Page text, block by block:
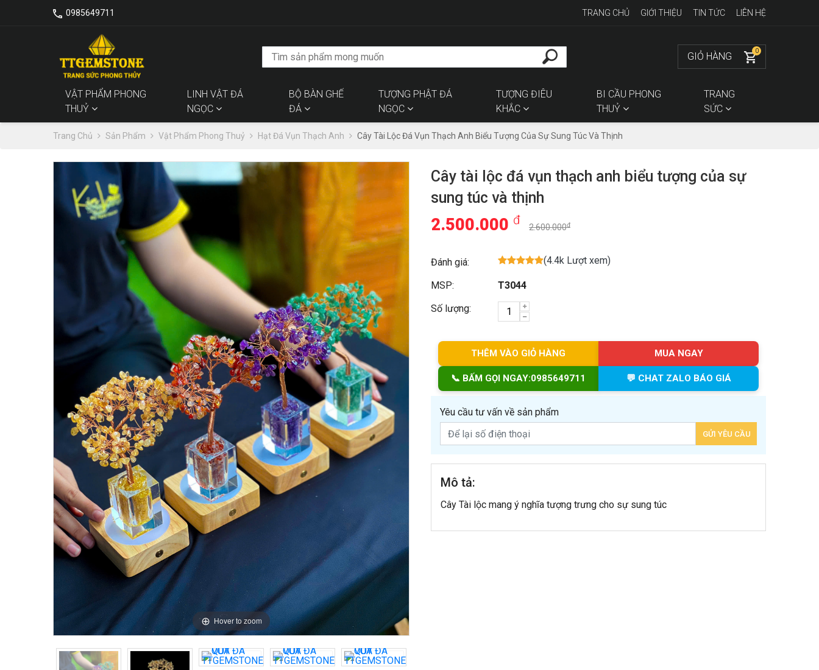
0985649711 TRANG CHỦ GIỚI THIỆU TIN TỨC LIÊN HỆ
GIỎ HÀNG 0
VẬT PHẨM PHONG
THUỶ
LINH VẬT ĐÁ
NGỌC
BỘ BÀN GHẾ
ĐÁ
TƯỢNG PHẬT ĐÁ
NGỌC
TƯỢNG ĐIÊU
KHẮC
BI CẦU PHONG
THUỶ
TRANG
SỨC
Trang Chủ Sản Phẩm Vật Phẩm Phong Thuỷ Hạt Đá Vụn Thạch Anh Cây Tài Lộc Đá Vụn Thạch Anh Biểu Tượng Của Sự Sung Túc Và Thịnh
Hover to zoom
Cây tài lộc đá vụn thạch anh biểu tượng của sự
sung túc và thịnh
2.500.000 đ
2.600.000đ
Đánh giá: (4.4k Lượt xem)
MSP:
T3044
Số lượng:
THÊM VÀO GIỎ HÀNG MUA NGAY
📞 BẤM GỌI NGAY:0985649711 💬 CHAT ZALO BÁO GIÁ
Yêu cầu tư vấn về sản phẩm
Mô tả:
Cây Tài lộc mang ý nghĩa tượng trưng cho sự sung túc